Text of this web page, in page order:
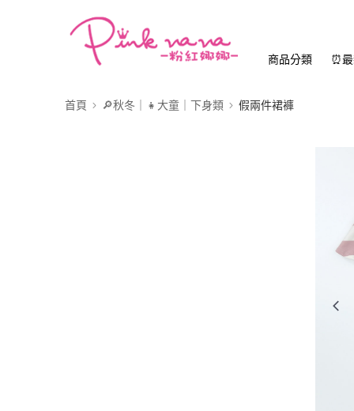
商品分類 ⏰
首頁 🔎秋冬｜👧大童｜下身類 假兩件裙褲